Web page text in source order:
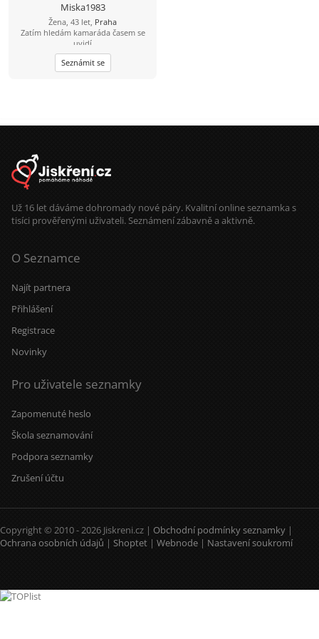
Miska1983
Žena, 43 let, Praha
Zatím hledám kamaráda časem se
uvidí
Seznámit se
Už 16 let dáváme dohromady nové páry. Kvalitní online seznamka s
tisíci prověřenými uživateli. Seznámení zábavně a aktivně.
O Seznamce
Najít partnera
Přihlášení
Registrace
Novinky
Pro uživatele seznamky
Zapomenuté heslo
Škola seznamování
Podpora seznamky
Zrušení účtu
Copyright © 2010 - 2026 Jiskreni.cz | Obchodní podmínky seznamky |
Ochrana osobních údajů | Shoptet | Webnode | Nastavení soukromí